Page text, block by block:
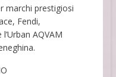
marchi prestigiosi
Fendi,
AQVAM